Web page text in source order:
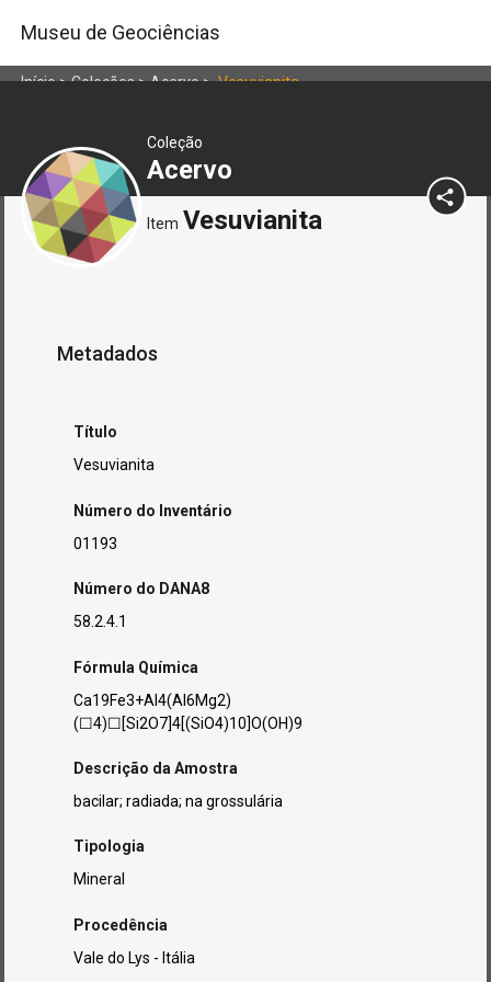
Museu de Geociências
Início>Coleções>Acervo>Vesuvianita
Coleção
Acervo
Item Vesuvianita
Metadados
Título
Vesuvianita
Número do Inventário
01193
Número do DANA8
58.2.4.1
Fórmula Química
Ca19Fe3+Al4(Al6Mg2)
(☐4)☐[Si2O7]4[(SiO4)10]O(OH)9
Descrição da Amostra
bacilar; radiada; na grossulária
Tipologia
Mineral
Procedência
Vale do Lys - Itália